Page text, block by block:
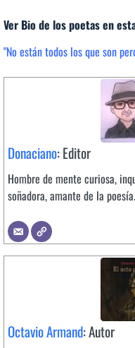
Ver Bio de los poetas en
"No están todos los que son
Donaciano: Editor
Hombre de mente curiosa,
soñadora, amante de la
Octavio Armand: Autor